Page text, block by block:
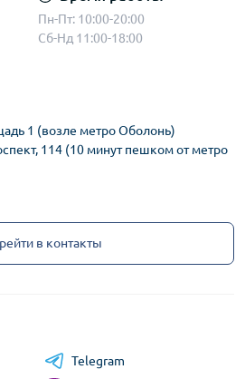
Пн-Пт: 10:00-20:00
Сб-Нд 11:00-18:00
1 (возле метро Оболонь)
114 (10 минут пешком от метро
в контакты
Telegram